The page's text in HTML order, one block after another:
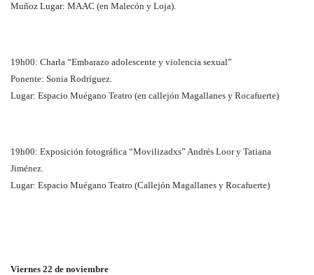
Muñoz Lugar: MAAC (en Malecón y Loja).
19h00: Charla “Embarazo adolescente y violencia sexual”
Ponente: Sonia Rodríguez.
Lugar: Espacio Muégano Teatro (en callejón Magallanes y Rocafuerte)
19h00: Exposición fotográfica “Movilizadxs” Andrés Loor y Tatiana
Jiménez.
Lugar: Espacio Muégano Teatro (Callejón Magallanes y Rocafuerte)
Viernes 22 de noviembre